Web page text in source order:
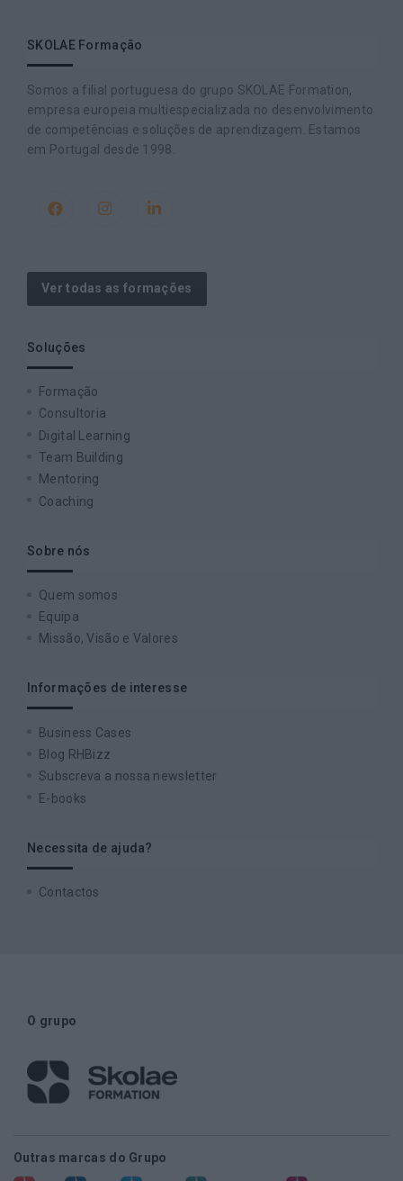
SKOLAE Formação
Somos a filial portuguesa do grupo SKOLAE Formation,
empresa europeia multiespecializada no desenvolvimento
de competências e soluções de aprendizagem. Estamos
em Portugal desde 1998.
Ver todas as formações
Soluções
Formação
Consultoria
Digital Learning
Team Building
Mentoring
Coaching
Sobre nós
Quem somos
Equipa
Missão, Visão e Valores
Informações de interesse
Business Cases
Blog RHBizz
Subscreva a nossa newsletter
E-books
Necessita de ajuda?
Contactos
O grupo
Outras marcas do Grupo